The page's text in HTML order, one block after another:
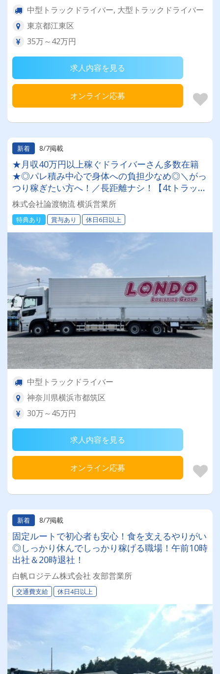
中型トラックドライバー, 大型トラックドライバー
東京都江東区
35万～42万円
求人内容を見る
オンライン応募
新着 8/7掲載
★月収40万円以上稼ぐドライバーさん多数在籍
★◎パレ積み中心で身体への負担少なめ◎＼がっ
つり稼ぎたい方へ！／長距離ナシ！【4tトラック
ドライバー】無料の保養所あり #賞与年2回 ＼入
社祝い金10万円支給／女性ドライバーも活躍中！
株式会社論渡物流 横浜営業所
特典あり 賞与あり 休日6日以上
中型トラックドライバー
神奈川県横浜市都筑区
30万～45万円
求人内容を見る
オンライン応募
新着 8/7掲載
固定ルートで初心者も安心！食を支えるやりがい
◎しっかり休んでしっかり稼げる職場！午前10時
出社＆20時退社！
白帆ロジテム株式会社 友部営業所
交通費支給 休日4日以上